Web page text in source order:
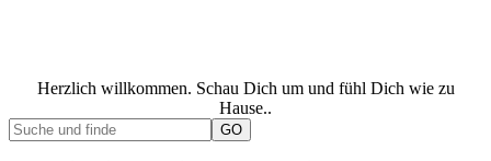
Herzlich willkommen. Schau Dich um und fühl Dich wie zu
Hause..